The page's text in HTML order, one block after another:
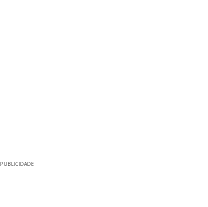
PUBLICIDADE